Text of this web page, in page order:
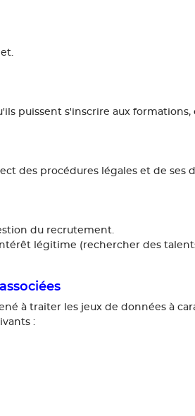
puissent s'inscrire aux
des procédures légales et de
du recrutement.
légitime (rechercher des
à traiter les jeux de données à
: